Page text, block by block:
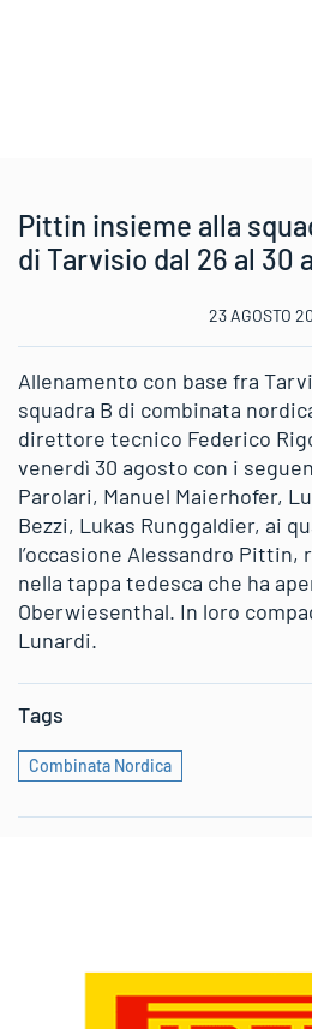
Pittin insieme alla
di Tarvisio dal 26 al 30
23 AGOSTO
Allenamento con base fra
squadra B di combinata
direttore tecnico Federico
venerdì 30 agosto con i
Parolari, Manuel Maierhofer,
Bezzi, Lukas Runggaldier, ai
l’occasione Alessandro Pittin,
nella tappa tedesca che ha
Oberwiesenthal. In loro
Lunardi.
Tags
Combinata Nordica